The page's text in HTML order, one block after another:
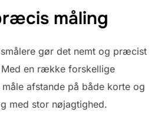
måling
gør det nemt og præcist
en række forskellige
afstande på både korte og
med stor nøjagtighed.